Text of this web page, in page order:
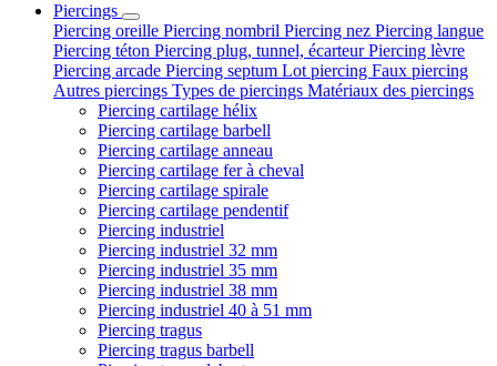
Piercings
Piercing oreille Piercing nombril Piercing nez Piercing langue
Piercing téton Piercing plug, tunnel, écarteurPiercing lèvre
Piercing arcade Piercing septum Lot piercing Faux piercing
Autres piercings Types de piercings Matériaux des piercings
Piercing cartilage hélix
Piercing cartilage barbell
Piercing cartilage anneau
Piercing cartilage fer à cheval
Piercing cartilage spirale
Piercing cartilage pendentif
Piercing industriel
Piercing industriel 32 mm
Piercing industriel 35 mm
Piercing industriel 38 mm
Piercing industriel 40 à 51 mm
Piercing tragus
Piercing tragus barbell